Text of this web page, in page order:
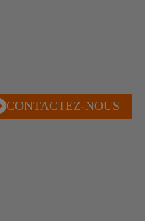
J'EN PROFITE
CONTACTEZ-NOUS